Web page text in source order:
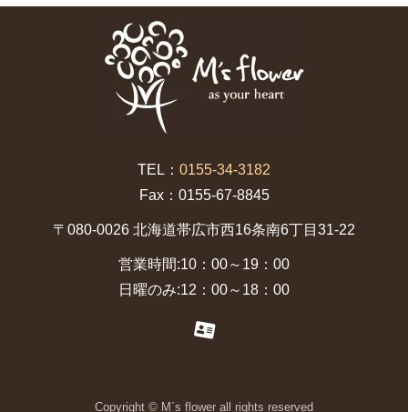
TEL： 0155-34-3182
Fax：0155-67-8845
〒080-0026 北海道帯広市西16条南6丁目31-22
営業時間:10：00～19：00
日曜のみ:12：00～18：00
Copyright © M´s flower all rights reserved